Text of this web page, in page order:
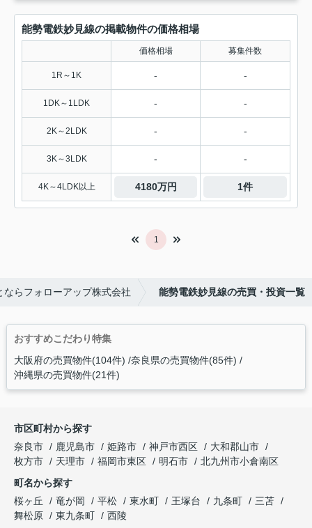
能勢電鉄妙見線の掲載物件の価格相場
価格相場 募集件数
1R～1K - -
1DK～1LDK - -
2K～2LDK - -
3K～3LDK - -
4K～4LDK以上 4180万円 1件
1
らフォローアップ株式会社 能勢電鉄妙見線の売買・投資一覧
おすすめこだわり特集
大阪府の売買物件(104件) 奈良県の売買物件(85件)
沖縄県の売買物件(21件)
市区町村から探す
奈良市
鹿児島市 姫路市 神戸市西区
大和郡山市
枚方市
天理市 福岡市東区 明石市
北九州市小倉南区
町名から探す
桜ヶ丘
竜が岡 平松 東水町 王塚台 九条町
三苫
舞松原
東九条町
西陵